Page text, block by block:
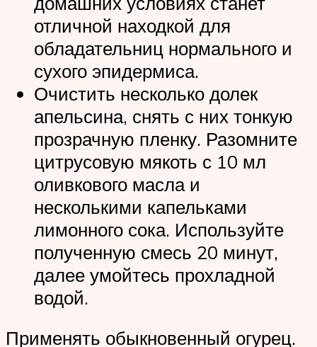
отличной находкой для
обладательниц нормального и
сухого эпидермиса.
Очистить несколько долек
апельсина, снять с них тонкую
прозрачную пленку. Разомните
цитрусовую мякоть с 10 мл
оливкового масла и
несколькими капельками
лимонного сока. Используйте
полученную смесь 20 минут,
далее умойтесь прохладной
водой.
Применять обыкновенный огурец.